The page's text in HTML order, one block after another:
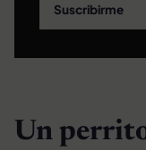
Suscribirme
Un